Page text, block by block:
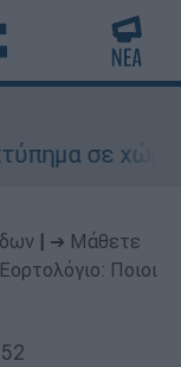
σε χώρα
➔ Μάθετε
Ποιοι